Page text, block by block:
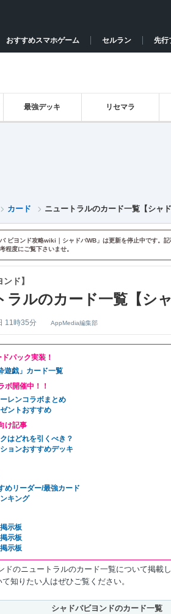
おすすめスマホゲーム セルラン 先行
最強デッキ リセマラ
カード ニュートラルのカード一覧【シャド
ビヨンド攻略wiki｜シャドバWB」は更新を停止中です。
程度にご覧下さいませ。
ド】
ラルのカード一覧【シ
11時35分 AppMedia編集部
パック実装！
遊戯」カード一覧
ボ開催中！！
レンコラボまとめ
ントおすすめ
け記事
はどれを引くべき？
ョンおすすめデッキ
めリーダー/最強カード
キング
示板
示板
示板
ドのニュートラルのカード一覧について掲載
知りたい人はぜひご覧ください。
シャドバビヨンドのカード一覧